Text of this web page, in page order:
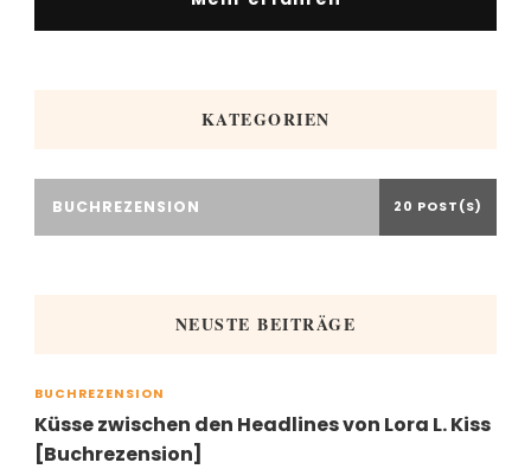
KATEGORIEN
BUCHREZENSION 20 POST(S)
NEUSTE BEITRÄGE
BUCHREZENSION
Küsse zwischen den Headlines von Lora L. Kiss
[Buchrezension]